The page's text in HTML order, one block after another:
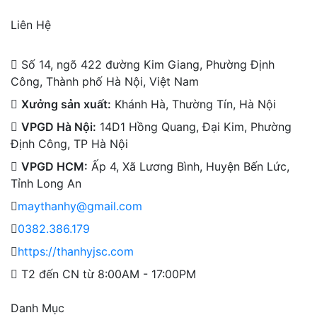
Liên Hệ
Số 14, ngõ 422 đường Kim Giang, Phường Định
Công, Thành phố Hà Nội, Việt Nam
Xưởng sản xuất: Khánh Hà, Thường Tín, Hà Nội
VPGD Hà Nội: 14D1 Hồng Quang, Đại Kim, Phường
Định Công, TP Hà Nội
VPGD HCM: Ấp 4, Xã Lương Bình, Huyện Bến Lức,
Tỉnh Long An
maythanhy@gmail.com
0382.386.179
https://thanhyjsc.com
T2 đến CN từ 8:00AM - 17:00PM
Danh Mục